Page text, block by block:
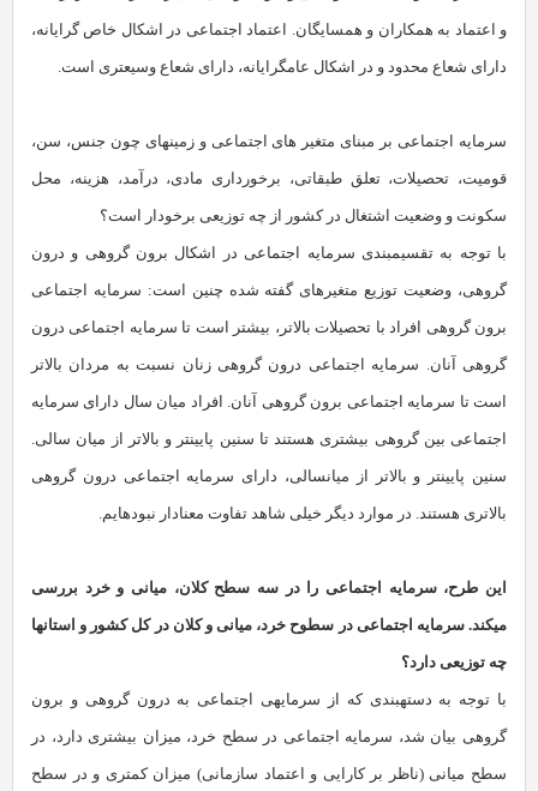
و اعتماد به همکاران و همسایگان. اعتماد اجتماعی در اشکال خاص گرایانه،
دارای شعاع محدود و در اشکال عام‏گرایانه، دارای شعاع وسیع‏تری است.
سرمایه‏ اجتماعی بر مبنای متغیر های اجتماعی و زمینه‏ای چون جنس، سن،
قومیت، تحصیلات، تعلق طبقاتی، برخورداری مادی، درآمد، هزینه، محل
سکونت و وضعیت اشتغال در کشور از چه توزیعی برخودار است؟
با توجه به تقسیم‏بندی سرمایه‏ اجتماعی در اشکال برون گروهی و درون
گروهی، وضعیت توزیع متغیرهای گفته شده چنین است: سرمایه‏ اجتماعی
برون گروهی افراد با تحصیلات بالاتر، بیشتر است تا سرمایه‏ اجتماعی درون
گروهی آنان. سرمایه‏ اجتماعی درون گروهی زنان نسبت به مردان بالاتر
است تا سرمایه‏ اجتماعی برون گروهی آنان. افراد میان سال دارای سرمایه‏
اجتماعی بین گروهی بیشتری هستند تا سنین پایین‏تر و بالاتر از میان سالی.
سنین پایین‏تر و بالاتر از میان‏سالی، دارای سرمایه‏ اجتماعی درون گروهی
بالاتری هستند. در موارد دیگر خیلی شاهد تفاوت معنادار نبوده‏ایم.
این طرح، سرمایه‏ اجتماعی را در سه سطح کلان، میانی و خرد بررسی
می‏کند. سرمایه اجتماعی در سطوح خرد، میانی و کلان در کل کشور و استان‏ها
چه توزیعی دارد؟
با توجه به دسته‏بندی که از سرمایه‏ی اجتماعی به درون گروهی و برون
گروهی بیان شد، سرمایه‏ اجتماعی در سطح خرد، میزان بیشتری دارد، در
سطح میانی (ناظر بر کارایی و اعتماد سازمانی) میزان کمتری و در سطح